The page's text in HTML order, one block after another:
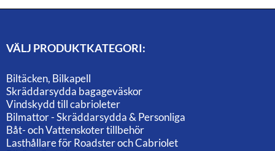
VÄLJ PRODUKTKATEGORI:
Biltäcken, Bilkapell
Skräddarsydda bagageväskor
Vindskydd till cabrioleter
Bilmattor - Skräddarsydda & Personliga
Båt- och Vattenskoter tillbehör
Lasthållare för Roadster och Cabriolet